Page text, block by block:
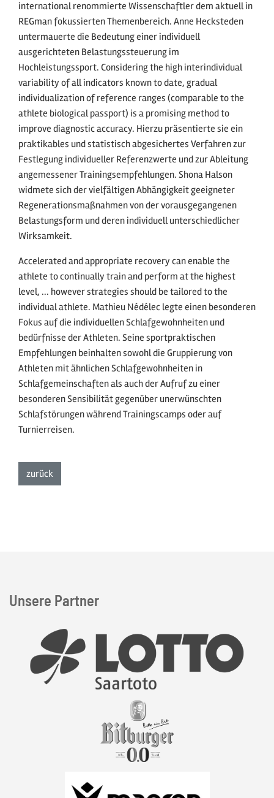
international renommierte Wissenschaftler dem aktuell in
REGman fokussierten Themenbereich. Anne Hecksteden
untermauerte die Bedeutung einer individuell
ausgerichteten Belastungssteuerung im
Hochleistungssport. Considering the high interindividual
variability of all indicators known to date, gradual
individualization of reference ranges (comparable to the
athlete biological passport) is a promising method to
improve diagnostic accuracy. Hierzu präsentierte sie ein
praktikables und statistisch abgesichertes Verfahren zur
Festlegung individueller Referenzwerte und zur Ableitung
angemessener Trainingsempfehlungen. Shona Halson
widmete sich der vielfältigen Abhängigkeit geeigneter
Regenerationsmaßnahmen von der vorausgegangenen
Belastungsform und deren individuell unterschiedlicher
Wirksamkeit.
Accelerated and appropriate recovery can enable the
athlete to continually train and perform at the highest
level, ... however strategies should be tailored to the
individual athlete. Mathieu Nédélec legte einen besonderen
Fokus auf die individuellen Schlafgewohnheiten und
bedürfnisse der Athleten. Seine sportpraktischen
Empfehlungen beinhalten sowohl die Gruppierung von
Athleten mit ähnlichen Schlafgewohnheiten in
Schlafgemeinschaften als auch der Aufruf zu einer
besonderen Sensibilität gegenüber unerwünschten
Schlafstörungen während Trainingscamps oder auf
Turnierreisen.
zurückzur Listenansicht
Unsere Partner